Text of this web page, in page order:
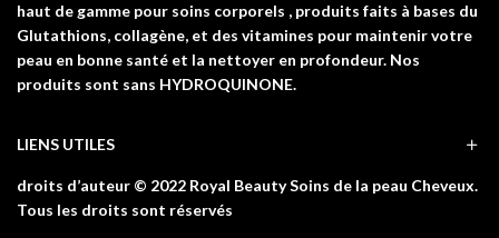
haut de gamme pour soins corporels , produits faits à bases du
Glutathions, collagène, et des vitamines pour maintenir votre
peau en bonne santé et la nettoyer en profondeur. Nos
produits sont sans HYDROQUINONE.
LIENS UTILES
droits d’auteur © 2022 Royal Beauty Soins de la peau Cheveux.
Tous les droits sont réservés